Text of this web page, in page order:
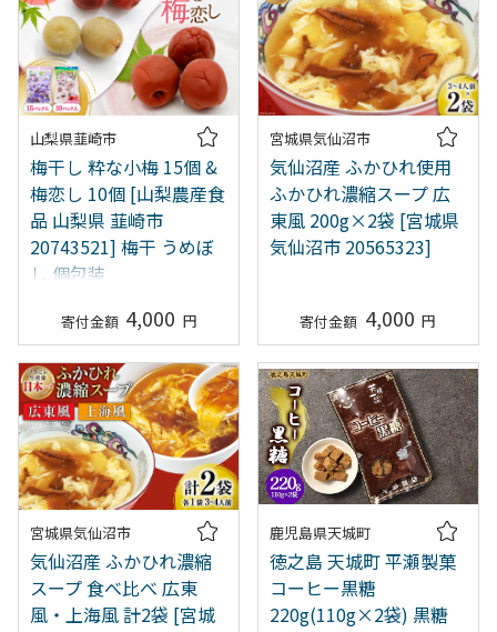
山梨県韮崎市
梅干し 粋な小梅 15個 &
梅恋し 10個 [山梨農産食
品 山梨県 韮崎市
20743521] 梅干 うめぼ
し 個包装
4,000
宮城県気仙沼市
気仙沼産 ふかひれ使用
ふかひれ濃縮スープ 広
東風 200g×2袋 [宮城県
気仙沼市 20565323]
4,000
宮城県気仙沼市
気仙沼産 ふかひれ濃縮
スープ 食べ比べ 広東
風・上海風 計2袋 [宮城
鹿児島県天城町
徳之島 天城町 平瀬製菓
コーヒー黒糖
220g(110g×2袋) 黒糖